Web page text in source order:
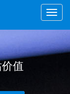
Toggle
值